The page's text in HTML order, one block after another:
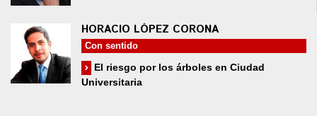
HORACIO LÓPEZ CORONA
Con sentido
El riesgo por los árboles en Ciudad
Universitaria